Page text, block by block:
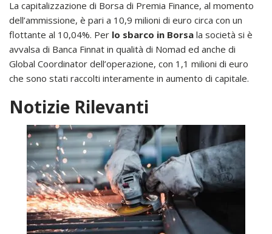
La capitalizzazione di Borsa di Premia Finance, al momento
dell’ammissione, è pari a 10,9 milioni di euro circa con un
flottante al 10,04%. Per lo sbarco in Borsa la società si è
avvalsa di Banca Finnat in qualità di Nomad ed anche di
Global Coordinator dell’operazione, con 1,1 milioni di euro
che sono stati raccolti interamente in aumento di capitale.
Notizie Rilevanti